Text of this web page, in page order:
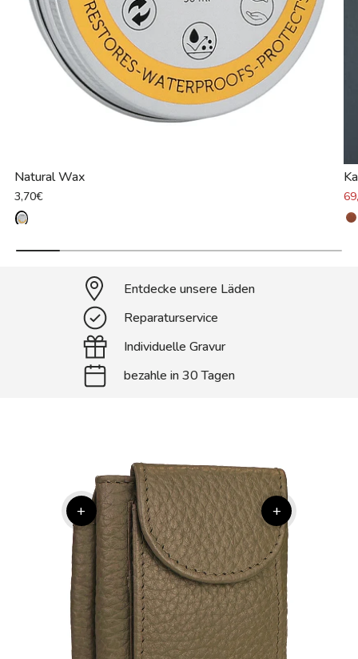
Natural Wax
3,70€
Entdecke unsere Läden
Reparaturservice
Individuelle Gravur
bezahle in 30 Tagen
+ +